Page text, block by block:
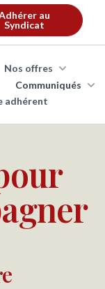
au
Syndicat
Nos offres
Communiqués
adhérent